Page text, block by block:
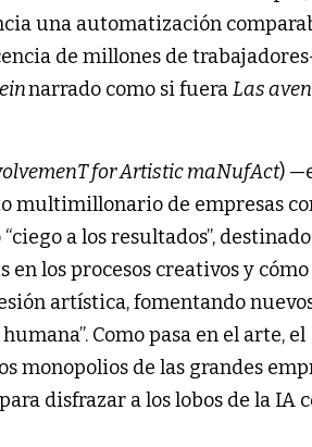
una automatización
de millones de
narrado como si fueraLas
for Artistic maNufAct)
multimillonario de empresas
a los resultados”,
los procesos creativos y cómo
artística, fomentando
Como pasa en el arte, el
monopolios de las grandes
disfrazar a los lobos de la IA